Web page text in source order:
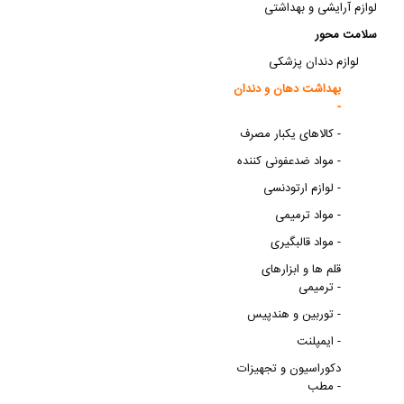
لوازم آرایشی و بهداشتی
سلامت محور
لوازم دندان پزشکی
بهداشت دهان و دندان
-
کالاهای یکبار مصرف -
مواد ضدعفونی کننده -
لوازم ارتودنسی -
مواد ترمیمی -
مواد قالبگیری -
قلم ها و ابزارهای
ترمیمی -
توربین و هندپیس -
ایمپلنت -
دکوراسیون و تجهیزات
مطب -